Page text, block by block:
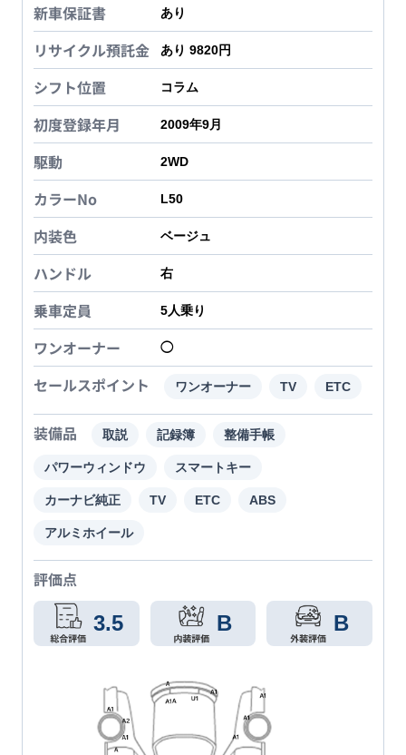
新車保証書 あり
リサイクル預託金 あり 9820円
シフト位置 コラム
初度登録年月 2009年9月
駆動 2WD
カラーNo L50
内装色 ベージュ
ハンドル 右
乗車定員 5人乗り
ワンオーナー ◯
セールスポイント ワンオーナー TV ETC
装備品 取説 記録簿 整備手帳
パワーウィンドウ スマートキー
カーナビ純正 TV ETC ABS
アルミホイール
評価点
3.5 B B